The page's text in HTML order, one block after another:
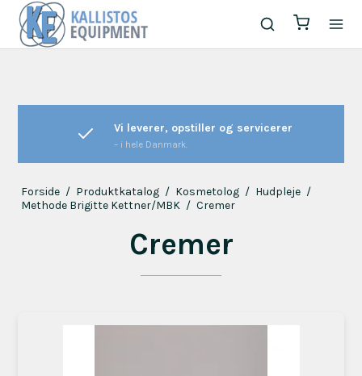
Nyt, brugt eller demo?
Altid testet og klar til brug.
Forside / Produktkatalog / Kosmetolog / Hudpleje /
Methode Brigitte Kettner/MBK / Cremer
Cremer